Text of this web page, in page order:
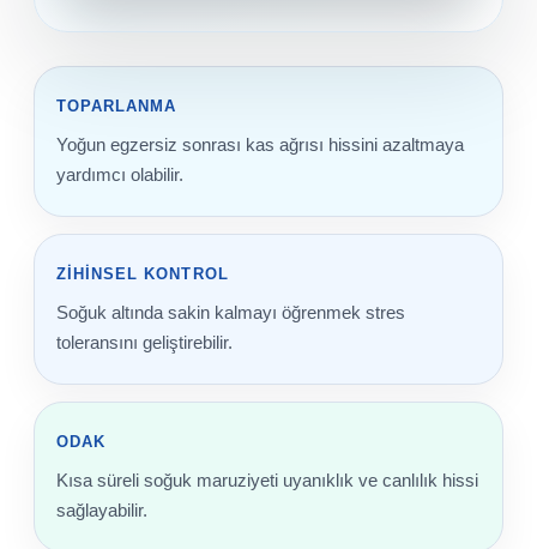
Wtr Havuz Kimyasalları Setleri
Selenoid
Alkalinite Düşürücü
e Pool Expert
Havuz Isıtma
Havuz Sarf
Bahçe Süs Havuzu
TOPARLANMA
Yoğun egzersiz sonrası kas ağrısı hissini azaltmaya
yardımcı olabilir.
ZIHINSEL KONTROL
Soğuk altında sakin kalmayı öğrenmek stres
toleransını geliştirebilir.
ODAK
Kısa süreli soğuk maruziyeti uyanıklık ve canlılık hissi
sağlayabilir.